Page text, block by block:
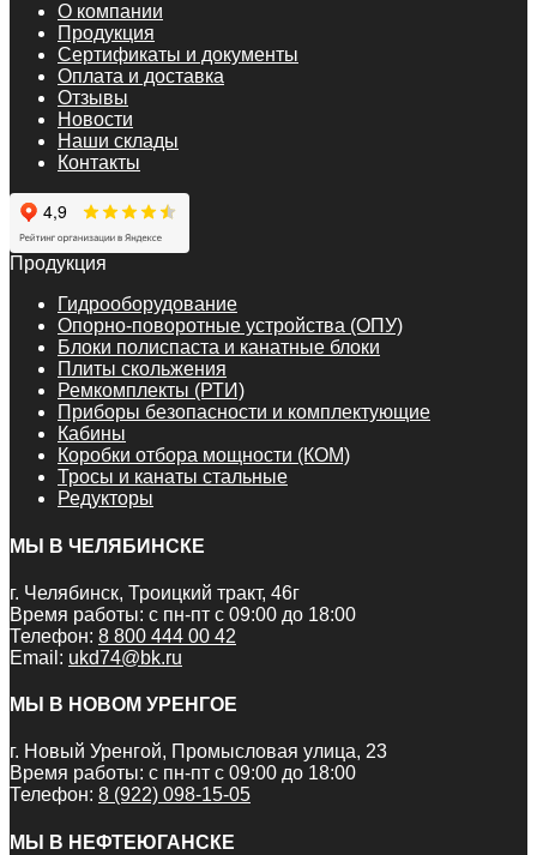
О компании
Продукция
Сертификаты и документы
Оплата и доставка
Отзывы
Новости
Наши склады
Контакты
Продукция
Гидрооборудование
Опорно-поворотные устройства (ОПУ)
Блоки полиспаста и канатные блоки
Плиты скольжения
Ремкомплекты (РТИ)
Приборы безопасности и комплектующие
Кабины
Коробки отбора мощности (КОМ)
Тросы и канаты стальные
Редукторы
МЫ В ЧЕЛЯБИНСКЕ
г. Челябинск, Троицкий тракт, 46г
Время работы: с пн-пт с 09:00 до 18:00
Телефон: 8 800 444 00 42
Email: ukd74@bk.ru
МЫ В НОВОМ УРЕНГОЕ
г. Новый Уренгой, Промысловая улица, 23
Время работы: с пн-пт с 09:00 до 18:00
Телефон: 8 (922) 098-15-05
МЫ В НЕФТЕЮГАНСКЕ